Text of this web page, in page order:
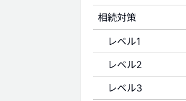
相続対策
レベル1
レベル2
レベル3